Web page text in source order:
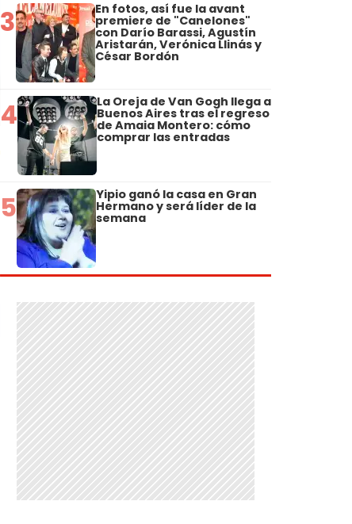
3 En fotos, así fue la avant
premiere de "Canelones"
con Darío Barassi, Agustín
Aristarán, Verónica Llinás y
César Bordón
4 La Oreja de Van Gogh llega a
Buenos Aires tras el regreso
de Amaia Montero: cómo
comprar las entradas
5 Yipio ganó la casa en Gran
Hermano y será líder de la
semana